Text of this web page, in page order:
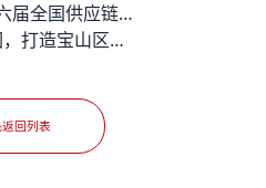
德必集团荣获第六届全国供应链大赛一等奖
大华德必WE开园，打造宝山区国际文创科创集聚高地
返回列表